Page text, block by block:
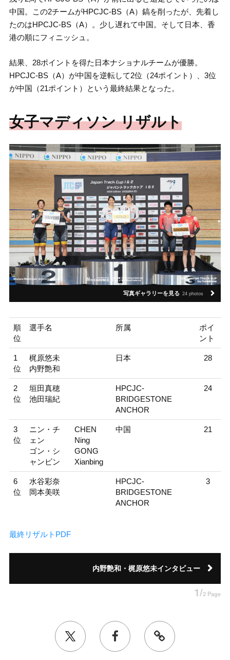
中国。この2チームがHPCJC-BS（A）鎬を削ったが、先着し
たのはHPCJC-BS（A）。少し遅れて中国。そして日本、香
港の順にフィニッシュ。
結果、28ポイントを得た日本ナショナルチームが優勝。
HPCJC-BS（A）が中国を逆転して2位（24ポイント）、3位
が中国（21ポイント）という最終結果となった。
女子マディソン リザルト
写真ギャラリーを見る 24 photos
順
位
選手名 所属
ポイ
ント
1
位
梶原悠未
内野艶和
日本 28
2
位
垣田真穂
池田瑞紀
HPCJC-
BRIDGESTONE
ANCHOR
24
3
位
ニン・チ
ェン
ゴン・シ
ャンビン
CHEN
Ning
GONG
Xianbing
中国 21
6
位
水谷彩奈
岡本美咲
HPCJC-
BRIDGESTONE
ANCHOR
3
最終リザルトPDF
内野艶和・梶原悠未インタビュー
1/2 Page